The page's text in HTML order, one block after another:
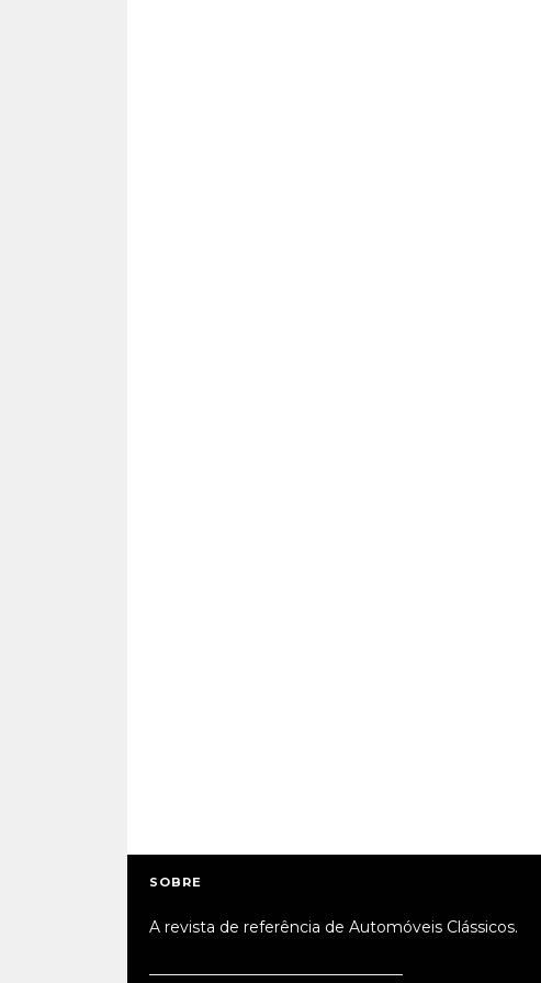
SOBRE
A revista de referência de Automóveis Clássicos.